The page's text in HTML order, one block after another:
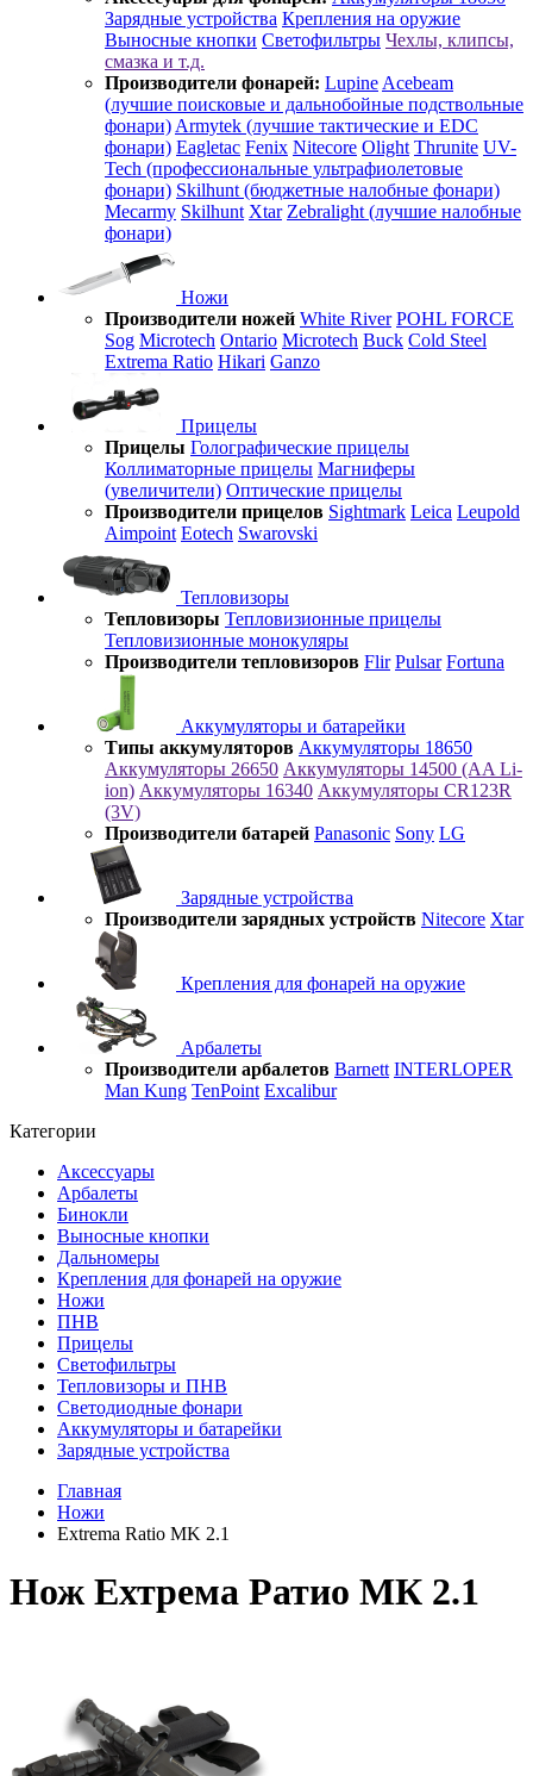
Зарядные устройства Крепления на оружие
Выносные кнопки Светофильтры Чехлы, клипсы,
смазка и т.д.
Производители фонарей: Lupine Acebeam
(лучшие поисковые и дальнобойные подствольные
фонари) Armytek (лучшие тактические и EDC
фонари) Eagletac Fenix Nitecore Olight Thrunite UV-
Tech (профессиональные ультрафиолетовые
фонари) Skilhunt (бюджетные налобные фонари)
Mecarmy Skilhunt Xtar Zebralight (лучшие налобные
фонари)
Ножи
Производители ножей White River POHL FORCE
Sog Microtech Ontario Microtech Buck Cold Steel
Extrema Ratio Hikari Ganzo
Прицелы
Прицелы Голографические прицелы
Коллиматорные прицелы Магниферы
(увеличители) Оптические прицелы
Производители прицелов Sightmark Leica Leupold
Aimpoint Eotech Swarovski
Тепловизоры
Тепловизоры Тепловизионные прицелы
Тепловизионные монокуляры
Производители тепловизоров Flir Pulsar Fortuna
Аккумуляторы и батарейки
Типы аккумуляторов Аккумуляторы 18650
Аккумуляторы 26650 Аккумуляторы 14500 (AA Li-
ion) Аккумуляторы 16340 Аккумуляторы CR123R
(3V)
Производители батарей Panasonic Sony LG
Зарядные устройства
Производители зарядных устройств Nitecore Xtar
Крепления для фонарей на оружие
Арбалеты
Производители арбалетов Barnett INTERLOPER
Man Kung TenPoint Excalibur
Категории
Аксессуары
Арбалеты
Бинокли
Выносные кнопки
Дальномеры
Крепления для фонарей на оружие
Ножи
ПНВ
Прицелы
Светофильтры
Тепловизоры и ПНВ
Светодиодные фонари
Аккумуляторы и батарейки
Зарядные устройства
Главная
Ножи
Extrema Ratio MK 2.1
Нож Ехтрема Ратио МК 2.1